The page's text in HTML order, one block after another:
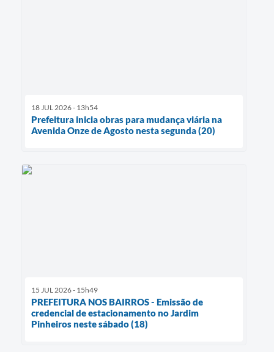
18 JUL 2026 - 13h54
Prefeitura inicia obras para mudança viária na
Avenida Onze de Agosto nesta segunda (20)
15 JUL 2026 - 15h49
PREFEITURA NOS BAIRROS - Emissão de
credencial de estacionamento no Jardim
Pinheiros neste sábado (18)